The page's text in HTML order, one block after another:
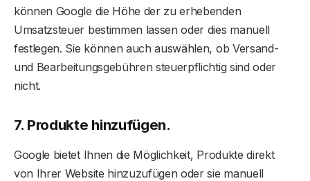
können Google die Höhe der zu erhebenden
Umsatzsteuer bestimmen lassen oder dies manuell
festlegen. Sie können auch auswählen, ob Versand-
und Bearbeitungsgebühren steuerpflichtig sind oder
nicht.
7. Produkte hinzufügen.
Google bietet Ihnen die Möglichkeit, Produkte direkt
von Ihrer Website hinzuzufügen oder sie manuell